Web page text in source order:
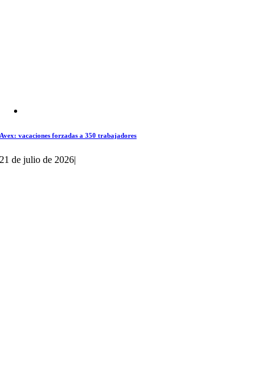
Avex: vacaciones forzadas a 350 trabajadores
21 de julio de 2026|